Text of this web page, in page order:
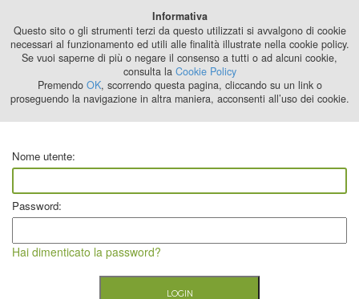
2024
Nome utente:
Password:
Hai dimenticato la password?
Informativa
Questo sito o gli strumenti terzi da questo utilizzati si avvalgono di cookie
necessari al funzionamento ed utili alle finalità illustrate nella cookie policy.
Se vuoi saperne di più o negare il consenso a tutti o ad alcuni cookie,
consulta la Cookie Policy
Premendo OK, scorrendo questa pagina, cliccando su un link o
proseguendo la navigazione in altra maniera, acconsenti all’uso dei cookie.